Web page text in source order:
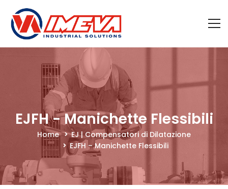
EJFH - Manichette Flessibili
Home
EJ | Compensatori di Dilatazione
EJFH – Manichette Flessibili